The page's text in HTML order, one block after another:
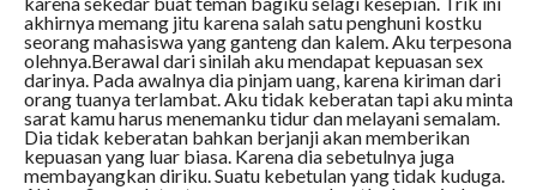
akhirnya memang jitu karena salah satu penghuni kostku
seorang mahasiswa yang ganteng dan kalem. Aku terpesona
olehnya.Berawal dari sinilah aku mendapat kepuasan sex
darinya. Pada awalnya dia pinjam uang, karena kiriman dari
orang tuanya terlambat. Aku tidak keberatan tapi aku minta
sarat kamu harus menemanku tidur dan melayani semalam.
Dia tidak keberatan bahkan berjanji akan memberikan
kepuasan yang luar biasa. Karena dia sebetulnya juga
membayangkan diriku. Suatu kebetulan yang tidak kuduga.